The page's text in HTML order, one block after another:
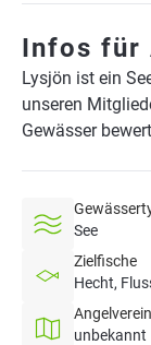
Infos für
Lysjön ist ein
unseren
Gewässer
See
Zielfische
Hecht,
unbekannt